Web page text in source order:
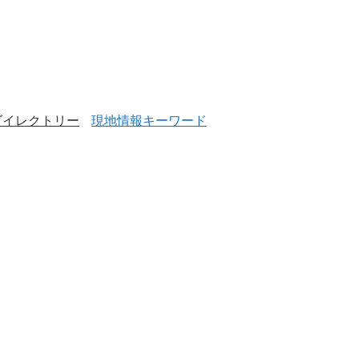
レクトリー 現地情報キーワード